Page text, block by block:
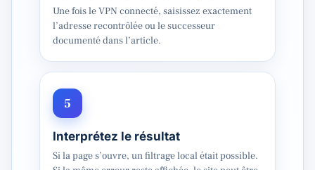
Une fois le VPN connecté, saisissez exactement
l’adresse recontrôlée ou le successeur
documenté dans l’article.
5
Interprétez le résultat
Si la page s’ouvre, un filtrage local était possible.